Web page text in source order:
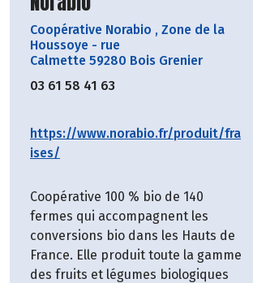
Coopérative Norabio , Zone de la
Houssoye - rue
Calmette 59280 Bois Grenier
03 61 58 41 63
https://www.norabio.fr/produit/fra
ises/
Coopérative 100 % bio de 140
fermes qui accompagnent les
conversions bio dans les Hauts de
France. Elle produit toute la gamme
des fruits et légumes biologiques